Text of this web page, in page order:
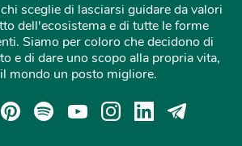
sceglie di lasciarsi guidare da valori
dell'ecosistema e di tutte le forme
Siamo per coloro che decidono di
e di dare uno scopo alla propria vita,
mondo un posto migliore.